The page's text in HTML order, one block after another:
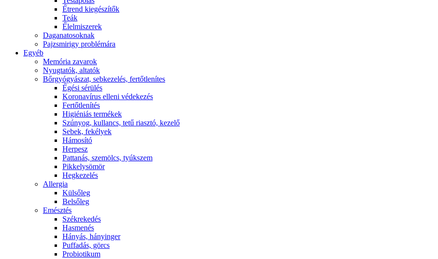
É́trend kiegészítők
Teák
É́lelmiszerek
Daganatosoknak
Pajzsmirigy problémára
Egyéb
Memória zavarok
Nyugtatók, altatók
Bőrgyógyászat, sebkezelés, fertőtlenítes
É́gési sérülés
Koronavírus elleni védekezés
Fertőtlenítés
Higiéniás termékek
Szúnyog, kullancs, tetű riasztó, kezelő
Sebek, fekélyek
Hámosító
Herpesz
Pattanás, szemölcs, tyúkszem
Pikkelysömör
Hegkezelés
Allergia
Külsőleg
Belsőleg
Emésztés
Székrekedés
Hasmenés
Hányás, hányinger
Puffadás, görcs
Probiotikum